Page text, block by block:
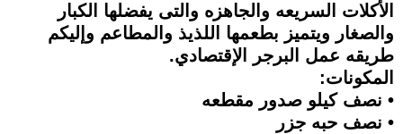
الأكلات السريعه والجاهزه والتى يفضلها الكبار
والصغار ويتميز بطعمها اللذيذ والمطاعم وإليكم
طريقه عمل البرجر الإقتصادي.
المكونات:
• نصف كيلو صدور مقطعه
• نصف حبه جزر